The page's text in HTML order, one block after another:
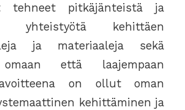
tehneet pitkäjänteistä ja
yhteistyötä kehittäen
ja materiaaleja sekä
että laajempaan
on ollut oman
kehittäminen ja